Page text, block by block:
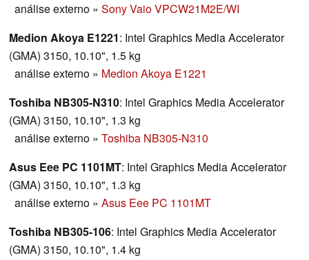
análise externo » Sony Vaio VPCW21M2E/WI
Medion Akoya E1221: Intel Graphics Media Accelerator
(GMA) 3150, 10.10", 1.5 kg
análise externo » Medion Akoya E1221
Toshiba NB305-N310: Intel Graphics Media Accelerator
(GMA) 3150, 10.10", 1.3 kg
análise externo » Toshiba NB305-N310
Asus Eee PC 1101MT: Intel Graphics Media Accelerator
(GMA) 3150, 10.10", 1.3 kg
análise externo » Asus Eee PC 1101MT
Toshiba NB305-106: Intel Graphics Media Accelerator
(GMA) 3150, 10.10", 1.4 kg